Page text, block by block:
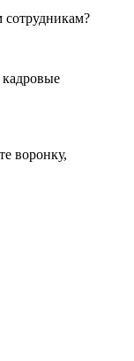
сотрудникам?
воронку,